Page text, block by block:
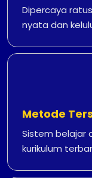
Dipercaya
nyata dan
Metode
Sistem belajar
kurikulum